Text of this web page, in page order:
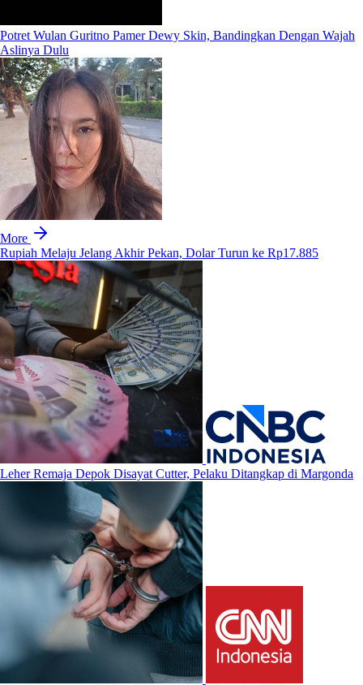
Potret Wulan Guritno Pamer Dewy Skin, Bandingkan Dengan Wajah
Aslinya Dulu
More
Rupiah Melaju Jelang Akhir Pekan, Dolar Turun ke Rp17.885
Leher Remaja Depok Disayat Cutter, Pelaku Ditangkap di Margonda